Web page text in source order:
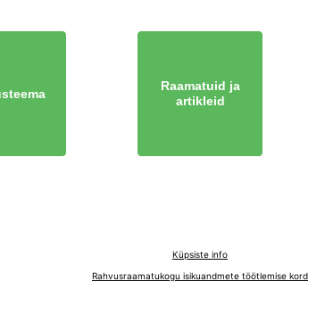
Raamatuid ja
artikleid
Küpsiste info
Rahvusraamatukogu isikuandmete töötlemise kord